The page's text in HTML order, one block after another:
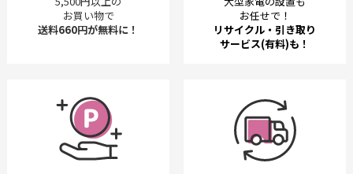
お買い物で
送料660円が無料に！
お任せで！
リサイクル・引き取り
サービス(有料)も！